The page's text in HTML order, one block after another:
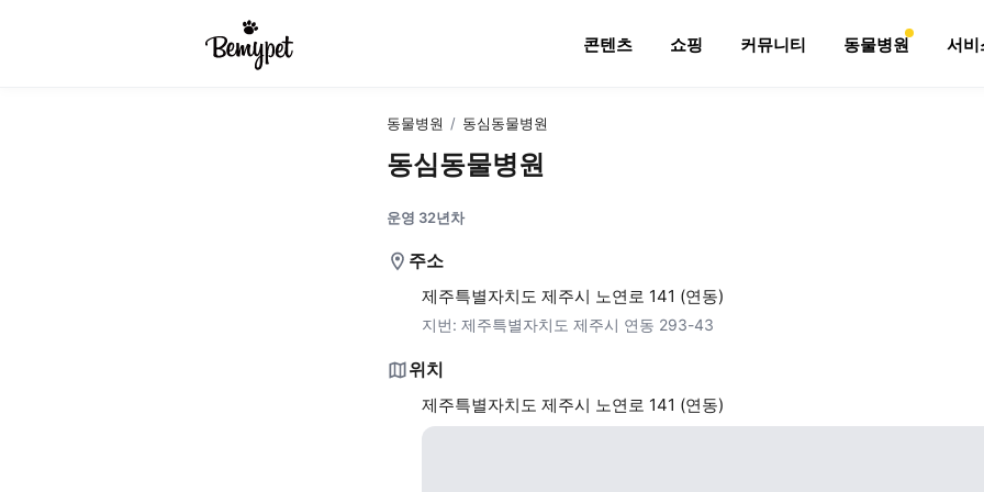
콘텐츠 쇼핑 커뮤니티 동물병원 서비
동물병원 / 동심동물병원
동심동물병원
운영 32년차
주소
제주특별자치도 제주시 노연로 141 (연동)
지번: 제주특별자치도 제주시 연동 293-43
위치
제주특별자치도 제주시 노연로 141 (연동)